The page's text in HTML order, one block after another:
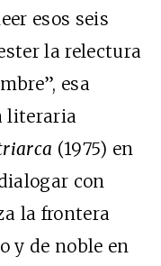
esos seis
la relectura
esa
literaria
(1975) en
con
la frontera
y de noble en